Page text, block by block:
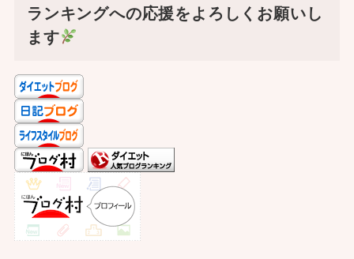
ランキングへの応援をよろしくお願いし
ます